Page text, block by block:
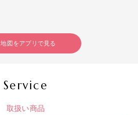
地図をアプリで見る
Service
取扱い商品